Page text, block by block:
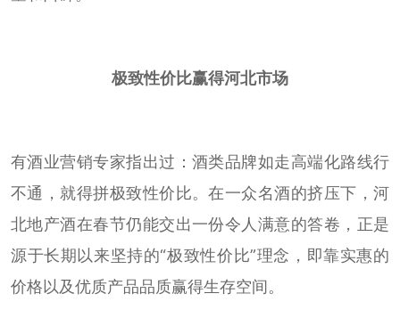
极致性价比赢得河北市场
有酒业营销专家指出过：酒类品牌如走高端化路线行
不通，就得拼极致性价比。在一众名酒的挤压下，河
北地产酒在春节仍能交出一份令人满意的答卷，正是
源于长期以来坚持的“极致性价比”理念，即靠实惠的
价格以及优质产品品质赢得生存空间。